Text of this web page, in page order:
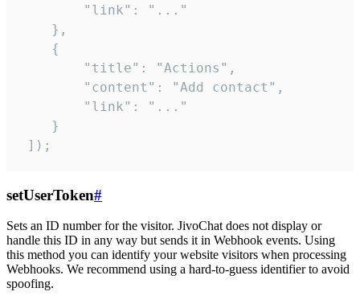
        "link": "..."
    },
    {
        "title": "Actions",
        "content": "Add contact",
        "link": "..."
    }
]);
setUserToken#
Sets an ID number for the visitor. JivoChat does not display or
handle this ID in any way but sends it in Webhook events. Using
this method you can identify your website visitors when processing
Webhooks. We recommend using a hard-to-guess identifier to avoid
spoofing.